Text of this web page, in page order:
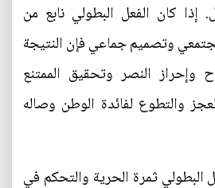
إذا كان الفعل البطولي نابع من
وتصميم جماعي فإن النتيجة
وإحراز النصر وتحقيق الممتنع
والتطوع لفائدة الوطن وصاله
البطولي ثمرة الحرية والتحكم في